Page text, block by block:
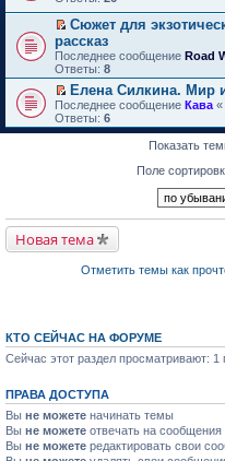
у
н
е
п
р
о
ч
и
т
а
н
о
о
б
щ
р
о
м
у
н
е
п
р
н
о
м
е
н
и
е
й
т
и
к
п
е
р
в
р
о
ч
и
м
у
с
о
б
щ
е
и
П
е
р
е
й
т
и
к
у
е
а
н
н
м
у
с
о
о
Сюжет для
рассказ
Последнее сообщение Road
Ответы: 8
П
е
р
е
в
р
о
ч
т
а
н
н
о
Елена Силкина. Мир
Последнее сообщение Кава «
Ответы: 6
Показать
Поле
Новая тема
Отметить темы как
КТО СЕЙЧАС НА ФОРУМЕ
Сейчас этот раздел просматривают: 1
ПРАВА ДОСТУПА
Вы не можете начинать темы
Вы не можете отвечать на сообщения
Вы не можете редактировать свои